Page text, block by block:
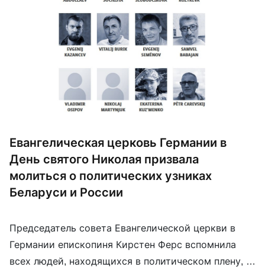
Евангелическая церковь Германии в
День святого Николая призвала
молиться о политических узниках
Беларуси и России
Председатель совета Евангелической церкви в
Германии епископиня Кирстен Ферс вспомнила
всех людей, находящихся в политическом плену, и